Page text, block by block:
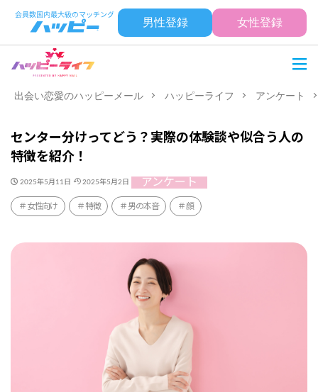
男性登録 女性登録
出会い恋愛のハッピーメール ハッピーライフ アンケート
センター分けってどう？実際の体験談や似合う人の
特徴を紹介！
2025年5月11日 2025年5月2日 アンケート
女性向け 特徴 男の本音 顔